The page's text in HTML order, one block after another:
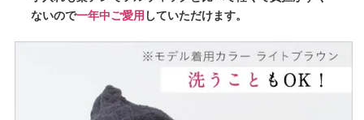
ないので一年中ご愛用 していただけます。